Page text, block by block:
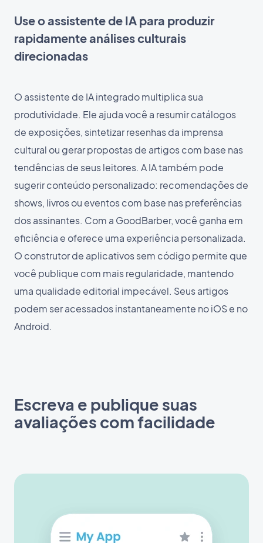
Use o assistente de IA para produzir
rapidamente análises culturais
direcionadas
O assistente de IA integrado multiplica sua
produtividade. Ele ajuda você a resumir catálogos
de exposições, sintetizar resenhas da imprensa
cultural ou gerar propostas de artigos com base nas
tendências de seus leitores. A IA também pode
sugerir conteúdo personalizado: recomendações de
shows, livros ou eventos com base nas preferências
dos assinantes. Com a GoodBarber, você ganha em
eficiência e oferece uma experiência personalizada.
O construtor de aplicativos sem código permite que
você publique com mais regularidade, mantendo
uma qualidade editorial impecável. Seus artigos
podem ser acessados instantaneamente no iOS e no
Android.
Escreva e publique suas
avaliações com facilidade